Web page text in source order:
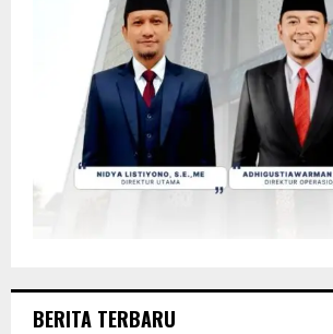
BERITA TERBARU